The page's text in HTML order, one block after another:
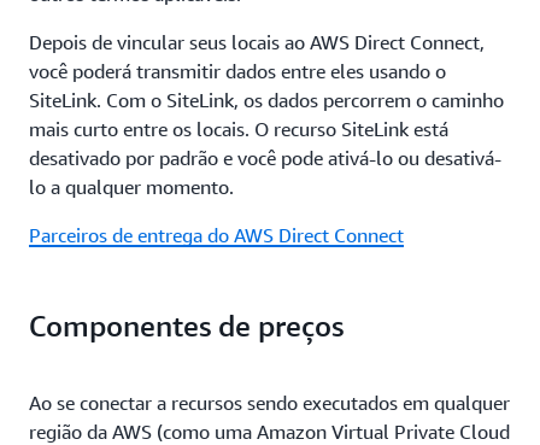
Depois de vincular seus locais ao AWS Direct Connect,
você poderá transmitir dados entre eles usando o
SiteLink. Com o SiteLink, os dados percorrem o caminho
mais curto entre os locais. O recurso SiteLink está
desativado por padrão e você pode ativá-lo ou desativá-
lo a qualquer momento.
Parceiros de entrega do AWS Direct Connect
Componentes de preços
Ao se conectar a recursos sendo executados em qualquer
região da AWS (como uma Amazon Virtual Private Cloud